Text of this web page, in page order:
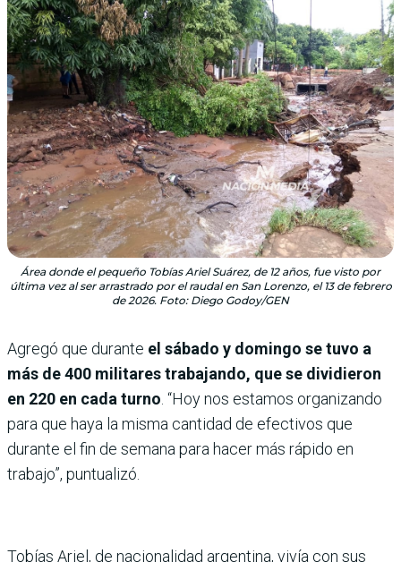
Área donde el pequeño Tobías Ariel Suárez, de 12 años, fue visto por
última vez al ser arrastrado por el raudal en San Lorenzo, el 13 de febrero
de 2026. Foto: Diego Godoy/GEN
Agregó que durante el sábado y domingo se tuvo a
más de 400 militares trabajando, que se dividieron
en 220 en cada turno . “Hoy nos estamos organizando
para que haya la misma cantidad de efectivos que
durante el fin de semana para hacer más rápido en
trabajo”, puntualizó.
Tobías Ariel, de nacionalidad argentina, vivía con sus